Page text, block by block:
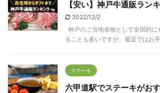
【安い】神戸牛通販ラン
2022/12/2
神戸のご当地名物として全国的
ることも多いですが、最近ではお
ステーキ
六甲道駅でステーキがお